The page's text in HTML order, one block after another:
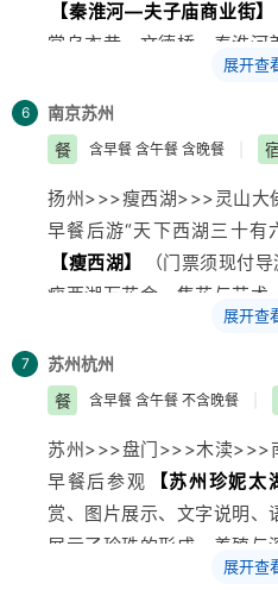
合，采用音舞诗画的艺术形
秀丽、雄奇且极富文化品味
有浓郁乡土特色的技艺表
情，于静逸中再现峨眉山水
游文化带来的乐趣！
8，返回酒店自由活动至次日
指定入住：峨眉半山飞音阁
间、24小时热水、空调、
费洗漱用品）（峨眉山飞
停车场，峨眉山植物园内，
 此日备注：乐山大佛景区
佛事参拜祈福香蜡，点灯，
等配套服务，非我社安排，
无梁砖殿之一的—圣寿万年
山自然景观最精华的地方—
江栈道。来到全国最大的野
野生猴区】。与峨眉山的灵
结束全部行程、集合乘车返
指定入住（舒适性酒店）同
【秦淮河—夫子庙商业街】
赏乌衣巷、文德桥、秦淮河
费品尝特色风味小吃。
赠送游览乾隆行宫—
帝二次南巡时在此御题“瞻
素有“金陵第一园”美誉，现
游南京最具历史、文化代表
5A级景区——【中山陵】
馆）：紫金鼎，博爱坊，天
入住南京或车赴扬州（110
温馨提示：由于是散客拼团
旅行社根据游客的抵达时间
统一集合时间不超过中午
游览。
展开查
6 南京苏州
餐
含早餐 含午餐 含晚餐
扬州>>>瘦西湖>>>灵山大
早餐后游“天下西湖三十
【瘦西湖】
（门票须现付
瘦西湖万花会。集花与艺术
民俗为一体的万花盛宴。
至5月8日。瘦西湖内将有
方游客，古城扬州将在花的
万花会-花的世界欢乐的海
春柳、叶园、徐园、长春
月观、梅岭春深、湖上草堂
莲性寺、 凫庄、五亭桥、
点；
展开查
7 苏州杭州
餐
含早餐 含午餐 不含晚餐
苏州>>>盘门>>>木渎>>>
早餐后参观
【苏州珍妮太
赏、图片展示、文字说明、
展示了珍珠的形成、养殖与
展示珍珠的文化内涵、审美
展开查